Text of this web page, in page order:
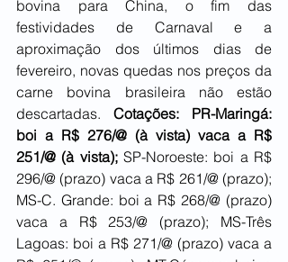
bovina para China, o fim das
festividades de Carnaval e a
aproximação dos últimos dias de
fevereiro, novas quedas nos preços da
carne bovina brasileira não estão
descartadas. Cotações: PR-Maringá:
boi a R$ 276/@ (à vista) vaca a R$
251/@ (à vista); SP-Noroeste: boi a R$
296/@ (prazo) vaca a R$ 261/@ (prazo);
MS-C. Grande: boi a R$ 268/@ (prazo)
vaca a R$ 253/@ (prazo); MS-Três
Lagoas: boi a R$ 271/@ (prazo) vaca a